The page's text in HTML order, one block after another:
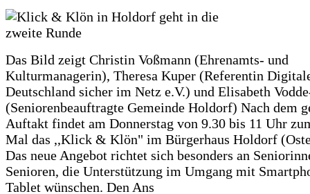
Das Bild zeigt Christin Voßmann (Ehrenamts- und
Kulturmanagerin), Theresa Kuper (Referentin
Deutschland sicher im Netz e.V.) und Elisabeth
(Seniorenbeauftragte Gemeinde Holdorf) Nach dem
Auftakt findet am Donnerstag von 9.30 bis 11 Uhr
Mal das ,,Klick & Klön" im Bürgerhaus Holdorf
Das neue Angebot richtet sich besonders an
Senioren, die Unterstützung im Umgang mit
Tablet wünschen. Den Ans